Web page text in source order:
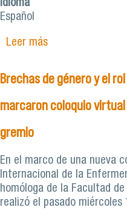
Idioma
Español
Leer mássobre Docentes
Brechas de género y el
marcaron coloquio
gremio
En el marco de una nueva
Internacional de la
homóloga de la Facultad de
realizó el pasado miércoles